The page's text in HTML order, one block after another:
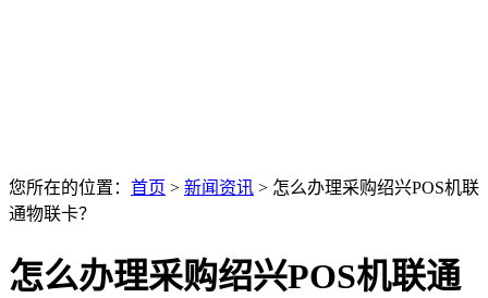
您所在的位置： 首页 > 新闻资讯 > 怎么办理采购绍兴POS机联
通物联卡？
怎么办理采购绍兴POS机联通